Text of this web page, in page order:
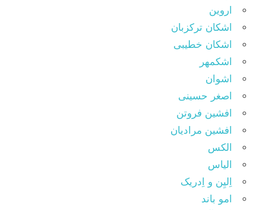
اروین
اشکان ترکزبان
اشکان خطیبی
اشکمهر
اشوان
اصغر حسینی
افشین فروتن
افشین مرادیان
الکس
الیاس
اِلیِن و اِدریک
امو باند